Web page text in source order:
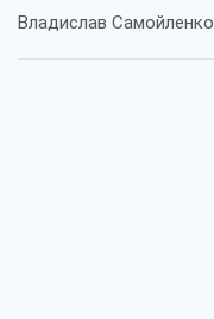
Владислав Самойленко